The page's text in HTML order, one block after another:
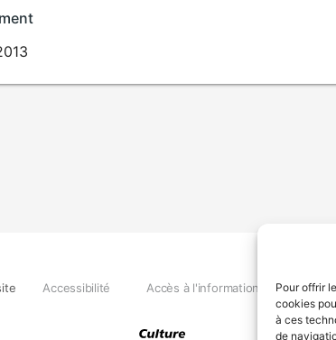
Pour offrir
cookies
à ces
de
Accessibilité Accès à l'information